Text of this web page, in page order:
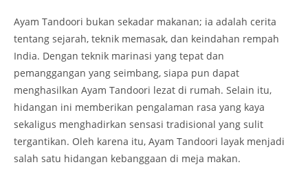
Ayam Tandoori bukan sekadar makanan; ia adalah cerita
tentang sejarah, teknik memasak, dan keindahan rempah
India. Dengan teknik marinasi yang tepat dan
pemanggangan yang seimbang, siapa pun dapat
menghasilkan Ayam Tandoori lezat di rumah. Selain itu,
hidangan ini memberikan pengalaman rasa yang kaya
sekaligus menghadirkan sensasi tradisional yang sulit
tergantikan. Oleh karena itu, Ayam Tandoori layak menjadi
salah satu hidangan kebanggaan di meja makan.